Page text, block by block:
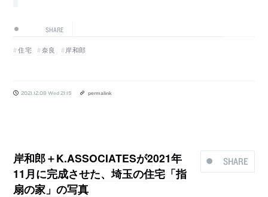
SHARE
住宅 奈良 岸和郎
2021.12.08 Wed 21:15 permalink
SHARE
岸和郎＋K.ASSOCIATESが2021年
11月に完成させた、埼玉の住宅「指
扇の家」の写真